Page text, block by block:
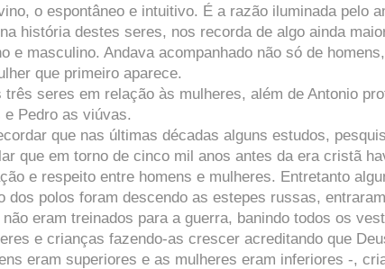
o espontâneo e intuitivo. É a razão iluminada pelo
história destes seres, nos recorda de algo ainda
e masculino. Andava acompanhado não só de
que primeiro aparece.
seres em relação às mulheres, além de Antonio
Pedro as viúvas.
que nas últimas décadas alguns estudos,
que em torno de cinco mil anos antes da era cristã
e respeito entre homens e mulheres. Entretanto
dos polos foram descendo as estepes russas,
eram treinados para a guerra, banindo todos os
e crianças fazendo-as crescer acreditando que
eram superiores e as mulheres eram inferiores -,